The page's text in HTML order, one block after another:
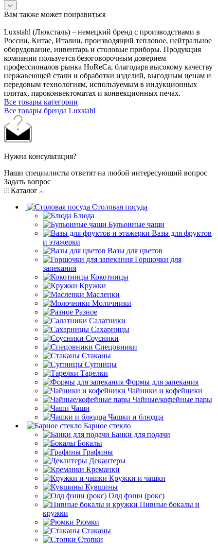
Вам также может понравиться
Luxstahl (Люксталь) – немецкий бренд с производствами в
России, Китае, Италии, производящий тепловое, нейтральное
оборудование, инвентарь и столовые приборы. Продукция
компании пользуется безоговорочным доверием
профессионалов рынка HoReCa, благодаря высокому качеству
нержавеющей стали и обработки изделий, выгодным ценам и
передовым технологиям, используемым в индукционных
плитах, пароконвектоматах и конвекционных печах.
Все товары категории
Все товары бренда Luxstahl
Нужна консультация?
Наши специалисты ответят на любой интересующий вопрос
Задать вопрос
Каталог
Столовая посуда
Блюда
Бульонные чаши
Вазы для фруктов
и этажерки
Вазы для цветов
Горшочки для
запекания
Кокотницы
Кружки
Масленки
Молочники
Разное
Салатники
Сахарницы
Соусники
Спецовники
Стаканы
Супницы
Тарелки
Формы для запекания
Чайники и кофейники
Чайные/кофейные пары
Чаши
Чашки и блюдца
Барное стекло
Банки для подачи
Бокалы
Графины
Декантеры
Креманки
Кружки и чашки
Кувшины
Олд фэшн (рокс)
Пивные бокалы и
кружки
Рюмки
Стаканы
Стопки